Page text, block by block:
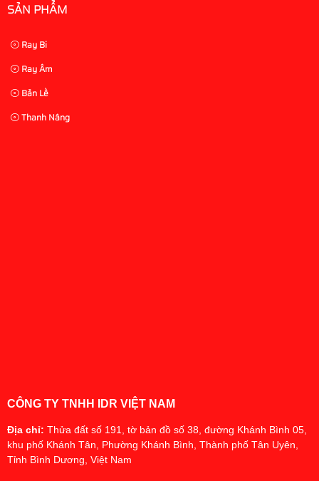
CÔNG TY TNHH IDR VIỆT NAM
Địa chỉ: Thửa đất số 191, tờ bản đồ số 38, đường Khánh Bình 05,
khu phố Khánh Tân, Phường Khánh Bình, Thành phố Tân Uyên,
Tỉnh Bình Dương, Việt Nam
SẢN PHẨM
Ray Bi
Ray Âm
Bản Lề
Thanh Nâng